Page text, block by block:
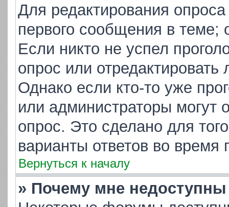
Для редактирования
первого сообщения в теме;
Если никто не успел
опрос или
Однако если кто-то уже
или администраторы могут
опрос. Это сделано для
варианты ответов во время
Вернуться к началу
» Почему мне